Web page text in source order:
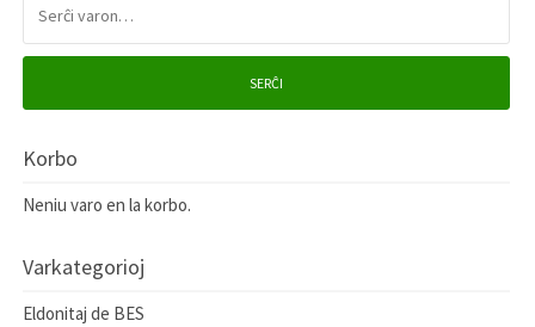
SERĈI
Korbo
Neniu varo en la korbo.
Varkategorioj
Eldonitaj de BES